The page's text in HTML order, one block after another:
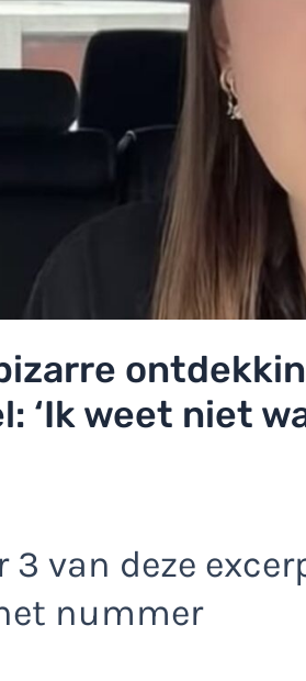
‘Ik weet niet
van deze
nummer